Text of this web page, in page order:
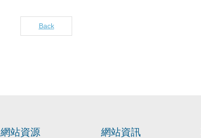
Back
網站資源 網站資訊